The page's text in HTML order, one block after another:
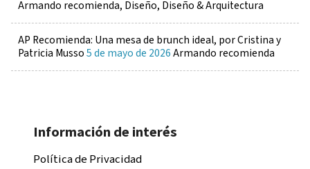
Armando recomienda, Diseño, Diseño & Arquitectura
AP Recomienda: Una mesa de brunch ideal, por Cristina y
Patricia Musso5 de mayo de 2026Armando recomienda
Información de interés
Política de Privacidad